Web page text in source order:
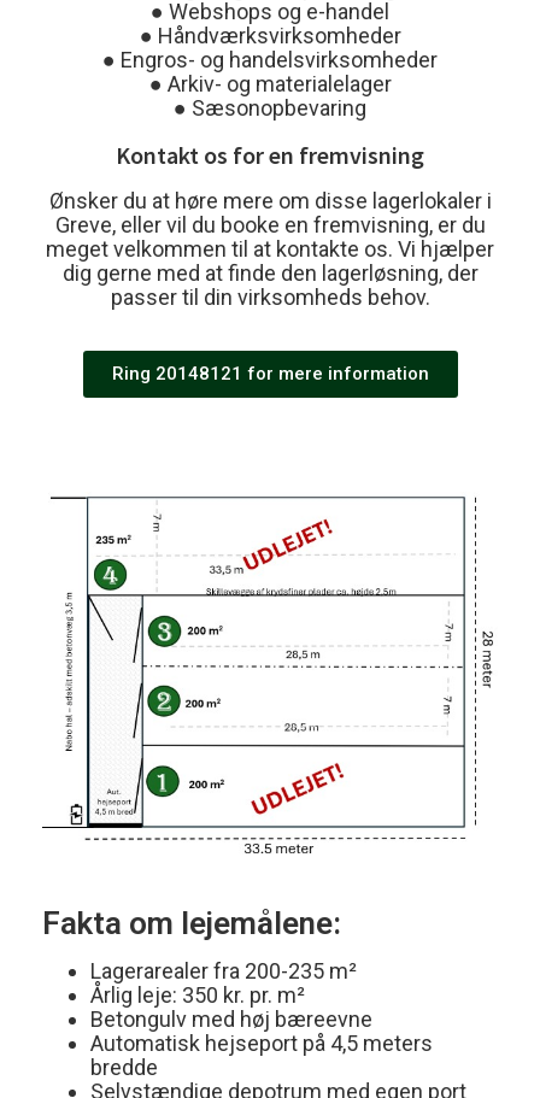
● Webshops og e-handel
● Håndværksvirksomheder
● Engros- og handelsvirksomheder
● Arkiv- og materialelager
● Sæsonopbevaring
Kontakt os for en fremvisning
Ønsker du at høre mere om disse lagerlokaler i
Greve, eller vil du booke en fremvisning, er du
meget velkommen til at kontakte os. Vi hjælper
dig gerne med at finde den lagerløsning, der
passer til din virksomheds behov.
Ring 20148121 for mere information
Fakta om lejemålene:
Lagerarealer fra 200-235 m²
Årlig leje: 350 kr. pr. m²
Betongulv med høj bæreevne
Automatisk hejseport på 4,5 meters
bredde
Selvstændige depotrum med egen port